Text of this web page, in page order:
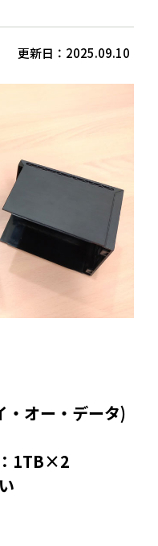
更新日：2025.09.10
・オー・データ)
1TB×2